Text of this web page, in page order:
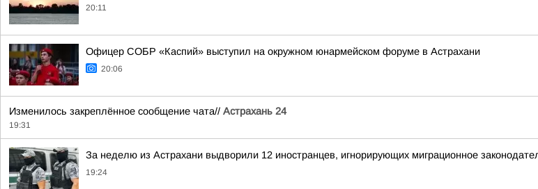
20:11
Офицер СОБР «Каспий» выступил на окружном юнармейском форуме в Астрахани
20:06
Изменилось закреплённое сообщение чата// Астрахань 24
19:31
За неделю из Астрахани выдворили 12 иностранцев, игнорирующих миграционное
19:24